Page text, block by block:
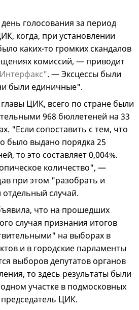
голосования за период
когда, при установлении
каких-то громких скандалов
комиссий, — приводит
. — Эксцессы были
были единичные".
ЦИК, всего по стране были
968 бюллетеней на 33
"Если сопоставить с тем, что
было выдано порядка 25
то это составляет 0,004%.
количество", —
при этом "разобрать и
случай.
что на прошедших
случая признания итогов
на выборах в
и в городские парламенты
выборов депутатов органов
то здесь результаты были
участке в подмосковных
ЦИК.